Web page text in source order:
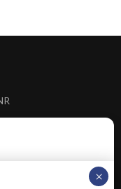
telles que les
Le fait de consentir à